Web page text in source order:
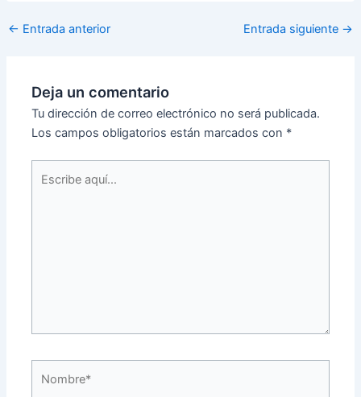
← Entrada anterior Entrada siguiente →
Deja un comentario
Tu dirección de correo electrónico no será publicada.
Los campos obligatorios están marcados con *
aquí...